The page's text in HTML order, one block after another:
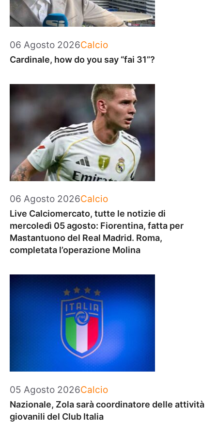
06 Agosto 2026Categorie
Calcio
Cardinale, how do you say “fai 31”?
06 Agosto 2026Categorie
Calcio
Live Calciomercato, tutte le notizie di
mercoledì 05 agosto: Fiorentina, fatta per
Mastantuono del Real Madrid. Roma,
completata l’operazione Molina
05 Agosto 2026Categorie
Calcio
Nazionale, Zola sarà coordinatore delle attività
giovanili del Club Italia